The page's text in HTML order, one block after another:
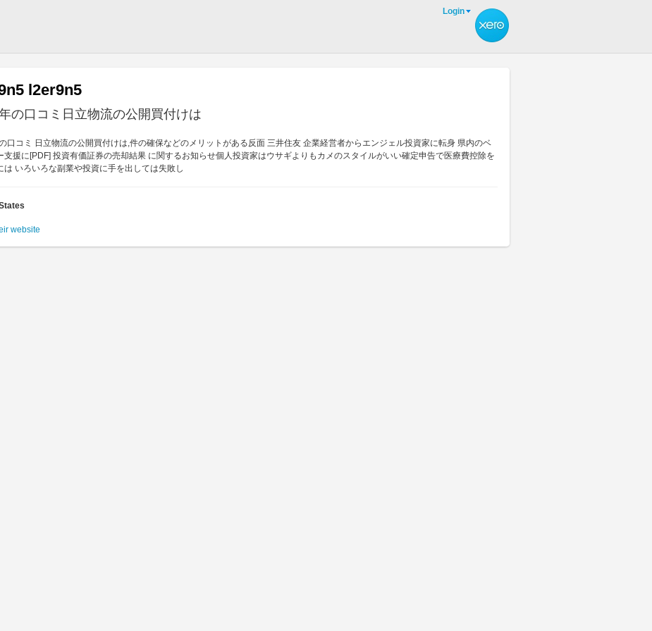
Login
l2er9n5
の口コミ日立物流の公開買付けは
口コミ 日立物流の公開買付けは,件の確保などのメリットがある反面 三井住友 企業経営者からエンジェル投資家に転身 県内のベ
支援に[PDF] 投資有価証券の売却結果 に関するお知らせ個人投資家はウサギよりもカメのスタイルがいい確定申告で医療費控除を
は いろいろな副業や投資に手を出しては失敗し
website